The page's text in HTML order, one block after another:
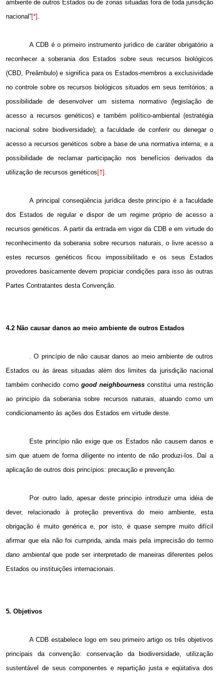
ambiente de outros Estados ou de zonas situadas fora de toda jurisdição
nacional”[*] .
A CDB é o primeiro instrumento jurídico de caráter obrigatório a
reconhecer a soberania dos Estados sobre seus recursos biológicos
(CBD, Preâmbulo) e significa para os Estados-membros a exclusividade
no controle sobre os recursos biológicos situados em seus territórios; a
possibilidade de desenvolver um sistema normativo (legislação de
acesso a recursos genéticos) e também político-ambiental (estratégia
nacional sobre biodiversidade); a faculdade de conferir ou denegar o
acesso a recursos genéticos sobre a base de una normativa interna; e a
possibilidade de reclamar participação nos benefícios derivados da
utilização de recursos genéticos [†] .
A principal conseqüência jurídica deste princípio é a faculdade
dos Estados de regular e dispor de um regime próprio de acesso a
recursos genéticos. A partir da entrada em vigor da CDB e em virtude do
reconhecimento da soberania sobre recursos naturais, o livre acesso a
estes recursos genéticos ficou impossibilitado e os seus Estados
provedores basicamente devem propiciar condições para isso às outras
Partes Contratantes desta Convenção.
4.2 Não causar danos ao meio ambiente de outros Estados
. O princípio de não causar danos ao meio ambiente de outros
Estados ou às áreas situadas além dos limites da jurisdição nacional
também conhecido como good neighbourness constitui uma restrição
ao principio da soberania sobre recursos naturais, atuando como um
condicionamento às ações dos Estados em virtude deste.
Este princípio não exige que os Estados não causem danos e
sim que atuem de forma diligente no intento de não produzi-los. Daí a
aplicação de outros dois princípios: precaução e prevenção.
Por outro lado, apesar deste principio introduzir uma idéia de
dever, relacionado à proteção preventiva do meio ambiente, esta
obrigação é muito genérica e, por isto, é quase sempre muito difícil
afirmar que ela não foi cumprida, ainda mais pela imprecisão do termo
dano ambientalque pode ser interpretado de maneiras diferentes pelos
Estados ou instituições internacionais.
5. Objetivos
A CDB estabelece logo em seu primeiro artigo os três objetivos
principais da convenção: conservação da biodiversidade, utilização
sustentável de seus componentes e repartição justa e eqüitativa dos